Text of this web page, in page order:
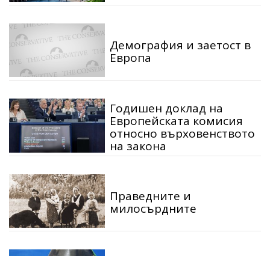
Демография и заетост в
Европа
Годишен доклад на
Европейската комисия
относно върховенството
на закона
Праведните и
милосърдните